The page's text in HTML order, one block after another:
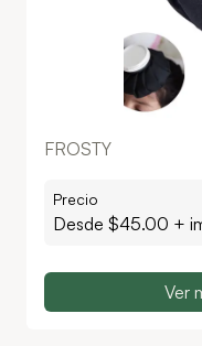
FROSTY
Precio
Desde $45.00 +
Ver